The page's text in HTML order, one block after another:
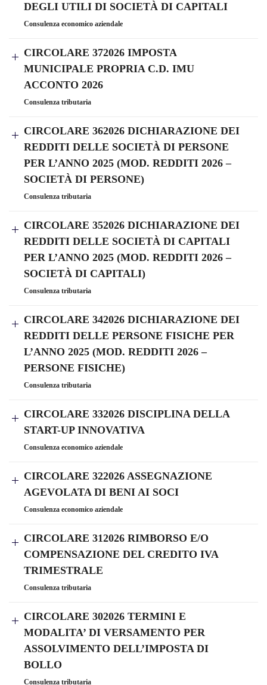
DEGLI UTILI DI SOCIETÀ DI CAPITALI
Consulenza economico aziendale
CIRCOLARE 372026 IMPOSTA
MUNICIPALE PROPRIA C.D. IMU
ACCONTO 2026
Consulenza tributaria
CIRCOLARE 362026 DICHIARAZIONE DEI
REDDITI DELLE SOCIETÀ DI PERSONE
PER L’ANNO 2025 (MOD. REDDITI 2026 –
SOCIETÀ DI PERSONE)
Consulenza tributaria
CIRCOLARE 352026 DICHIARAZIONE DEI
REDDITI DELLE SOCIETÀ DI CAPITALI
PER L’ANNO 2025 (MOD. REDDITI 2026 –
SOCIETÀ DI CAPITALI)
Consulenza tributaria
CIRCOLARE 342026 DICHIARAZIONE DEI
REDDITI DELLE PERSONE FISICHE PER
L’ANNO 2025 (MOD. REDDITI 2026 –
PERSONE FISICHE)
Consulenza tributaria
CIRCOLARE 332026 DISCIPLINA DELLA
START-UP INNOVATIVA
Consulenza economico aziendale
CIRCOLARE 322026 ASSEGNAZIONE
AGEVOLATA DI BENI AI SOCI
Consulenza economico aziendale
CIRCOLARE 312026 RIMBORSO E/O
COMPENSAZIONE DEL CREDITO IVA
TRIMESTRALE
Consulenza tributaria
CIRCOLARE 302026 TERMINI E
MODALITA’ DI VERSAMENTO PER
ASSOLVIMENTO DELL’IMPOSTA DI
BOLLO
Consulenza tributaria